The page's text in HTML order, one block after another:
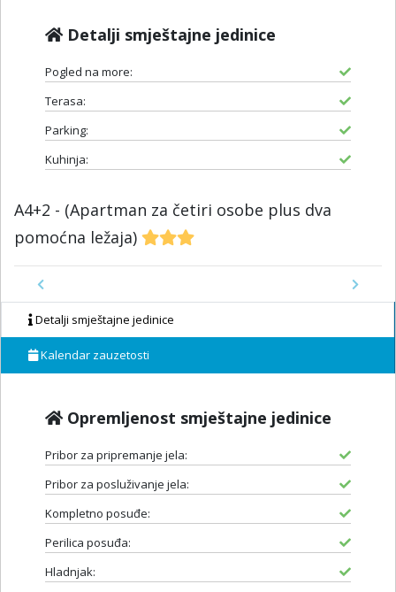
Detalji smještajne jedinice
Pogled na more:
Terasa:
Parking:
Kuhinja:
A4+2 - (Apartman za četiri osobe plus dva
pomoćna ležaja)
Previous
Next
Detalji smještajne jedinice
Kalendar zauzetosti
Opremljenost smještajne jedinice
Pribor za pripremanje jela:
Pribor za posluživanje jela:
Kompletno posuđe:
Perilica posuđa:
Hladnjak: